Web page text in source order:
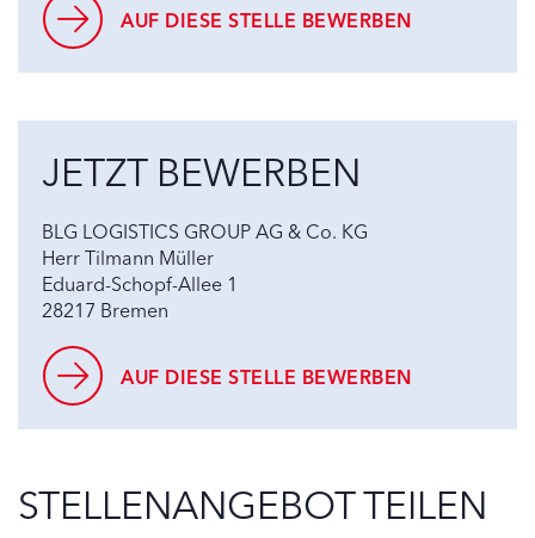
AUF DIESE STELLE BEWERBEN
JETZT BEWERBEN
BLG LOGISTICS GROUP AG & Co. KG
Herr Tilmann Müller
Eduard-Schopf-Allee 1
28217 Bremen
AUF DIESE STELLE BEWERBEN
STELLENANGEBOT TEILEN